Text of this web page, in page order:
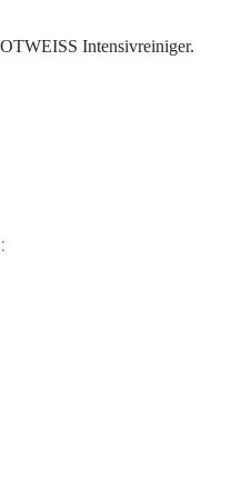
Intensivreiniger.